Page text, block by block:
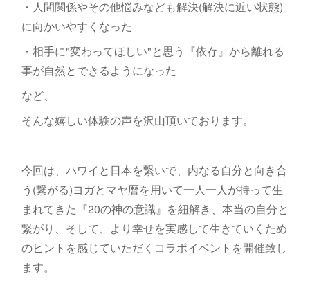
・人間関係やその他悩みなども解決(解決に近い状態)
に向かいやすくなった
・相手に"変わってほしい"と思う『依存』から離れる
事が自然とできるようになった
など、
そんな嬉しい体験の声を沢山頂いております。
今回は、ハワイと日本を繋いで、内なる自分と向き合
う(繋がる)ヨガとマヤ暦を用いて一人一人が持って生
まれてきた『20の神の意識』を紐解き、本当の自分と
繋がり、そして、より幸せを実感して生きていくため
のヒントを感じていただくコラボイベントを開催致し
ます。